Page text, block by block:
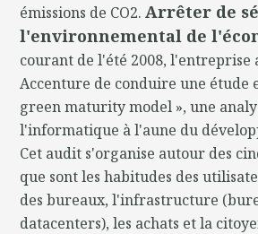
émissions de CO2.Arrêter de
l'environnemental de
courant de l'été 2008, l'entreprise
Accenture de conduire une étude
green maturity model », une
l'informatique à l'aune du
Cet audit s'organise autour des
que sont les habitudes des
des bureaux, l'infrastructure
datacenters), les achats et la